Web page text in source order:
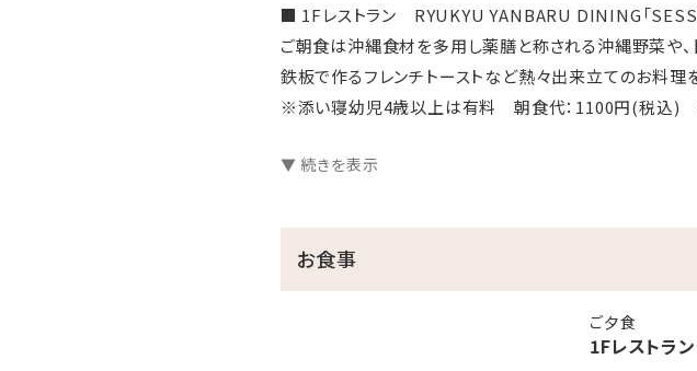
■ 1Fレストラン RYUKYU YANBARU DINING「
ご朝食は沖縄食材を多用し薬膳と称される沖縄野菜や
鉄板で作るフレンチトーストなど熱々出来立てのお料理
※添い寝幼児4歳以上は有料 朝食代：1100円(税込)
最上階11階にはランドリーとフリーフロー、そしてご家
遊びのコンテンツをご用意。
・ご利用可能時間：9:00～23:00 (小学生以下のお子様
・フリーフロー：ビール・ハイボール・チューハイ・泡盛・
▼ 続きを表示
お食事
ご夕食
1Fレストラ